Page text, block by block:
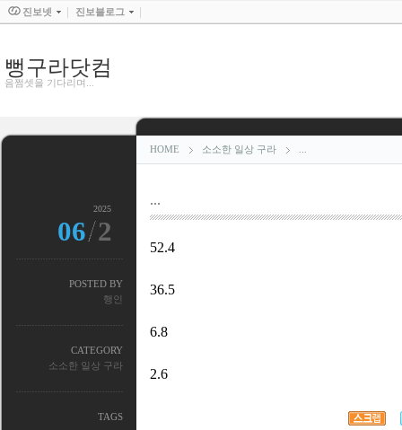
뻥구라닷컴
음쩜셋을 기다리며...
HOME 소소한 일상 구라
...
52.4
36.5
6.8
2.6
2025
06 2
POSTED BY
행인
CATEGORY
소소한 일상 구라
TAGS
진보넷 진보블로그